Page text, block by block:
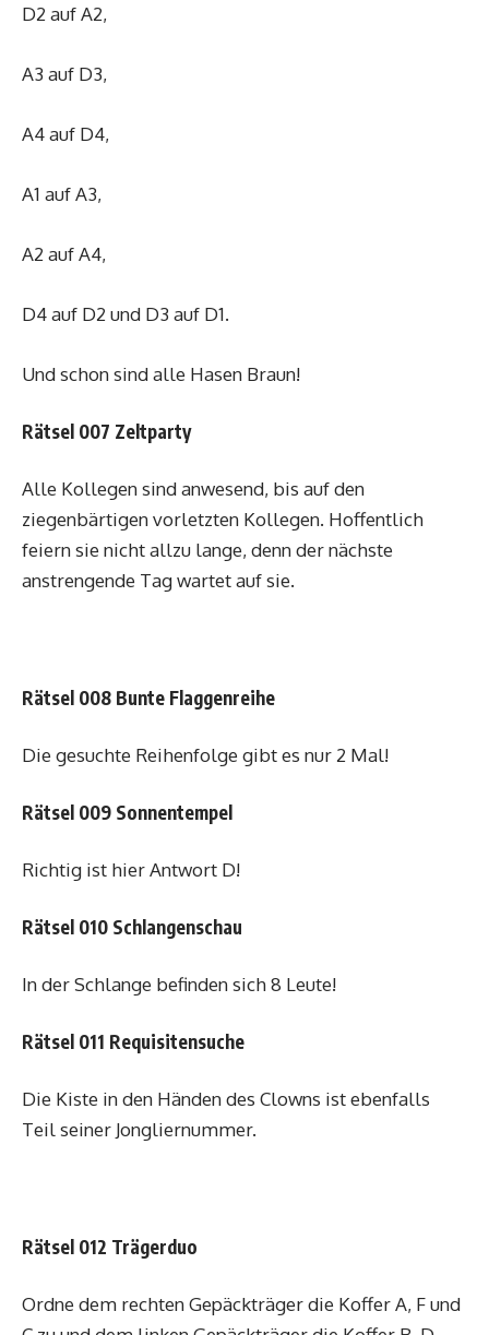
D2 auf A2,
A3 auf D3,
A4 auf D4,
A1 auf A3,
A2 auf A4,
D4 auf D2 und D3 auf D1.
Und schon sind alle Hasen Braun!
Rätsel 007 Zeltparty
Alle Kollegen sind anwesend, bis auf den
ziegenbärtigen vorletzten Kollegen. Hoffentlich
feiern sie nicht allzu lange, denn der nächste
anstrengende Tag wartet auf sie.
Rätsel 008 Bunte Flaggenreihe
Die gesuchte Reihenfolge gibt es nur 2 Mal!
Rätsel 009 Sonnentempel
Richtig ist hier Antwort D!
Rätsel 010 Schlangenschau
In der Schlange befinden sich 8 Leute!
Rätsel 011 Requisitensuche
Die Kiste in den Händen des Clowns ist ebenfalls
Teil seiner Jongliernummer.
Rätsel 012 Trägerduo
Ordne dem rechten Gepäckträger die Koffer A, F und